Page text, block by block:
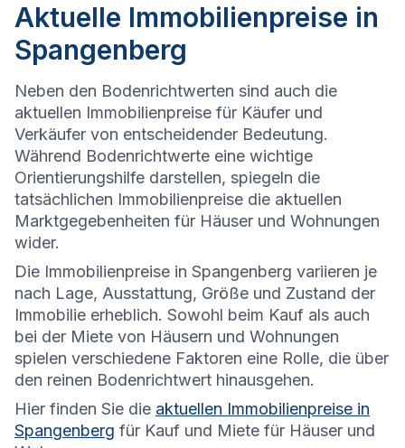
Aktuelle Immobilienpreise in
Spangenberg
Neben den Bodenrichtwerten sind auch die
aktuellen Immobilienpreise für Käufer und
Verkäufer von entscheidender Bedeutung.
Während Bodenrichtwerte eine wichtige
Orientierungshilfe darstellen, spiegeln die
tatsächlichen Immobilienpreise die aktuellen
Marktgegebenheiten für Häuser und Wohnungen
wider.
Die Immobilienpreise in Spangenberg variieren je
nach Lage, Ausstattung, Größe und Zustand der
Immobilie erheblich. Sowohl beim Kauf als auch
bei der Miete von Häusern und Wohnungen
spielen verschiedene Faktoren eine Rolle, die über
den reinen Bodenrichtwert hinausgehen.
Hier finden Sie die aktuellen Immobilienpreise in
Spangenberg für Kauf und Miete für Häuser und